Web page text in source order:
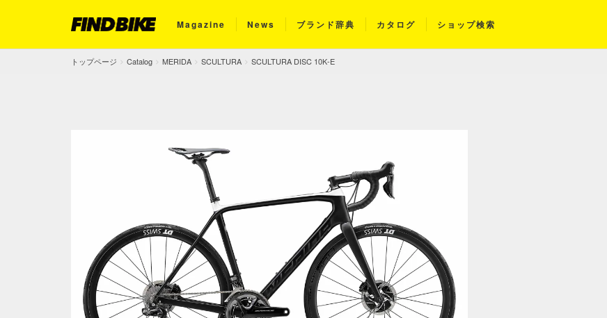
Magazine News ブランド辞典 カタログ ショップ検索
トップページ Catalog MERIDA SCULTURA SCULTURA DISC 10K-E